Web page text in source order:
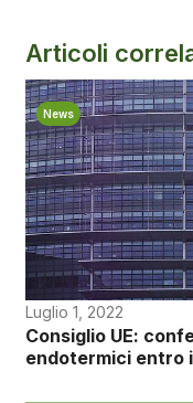
Articoli
News
Luglio 1, 2022
Consiglio UE:
endotermici entro